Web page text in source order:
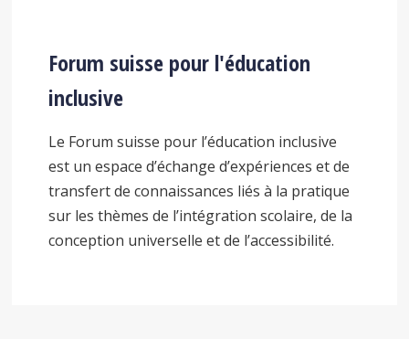
Forum suisse pour l'éducation
inclusive
Le Forum suisse pour l’éducation inclusive
est un espace d’échange d’expériences et de
transfert de connaissances liés à la pratique
sur les thèmes de l’intégration scolaire, de la
conception universelle et de l’accessibilité.